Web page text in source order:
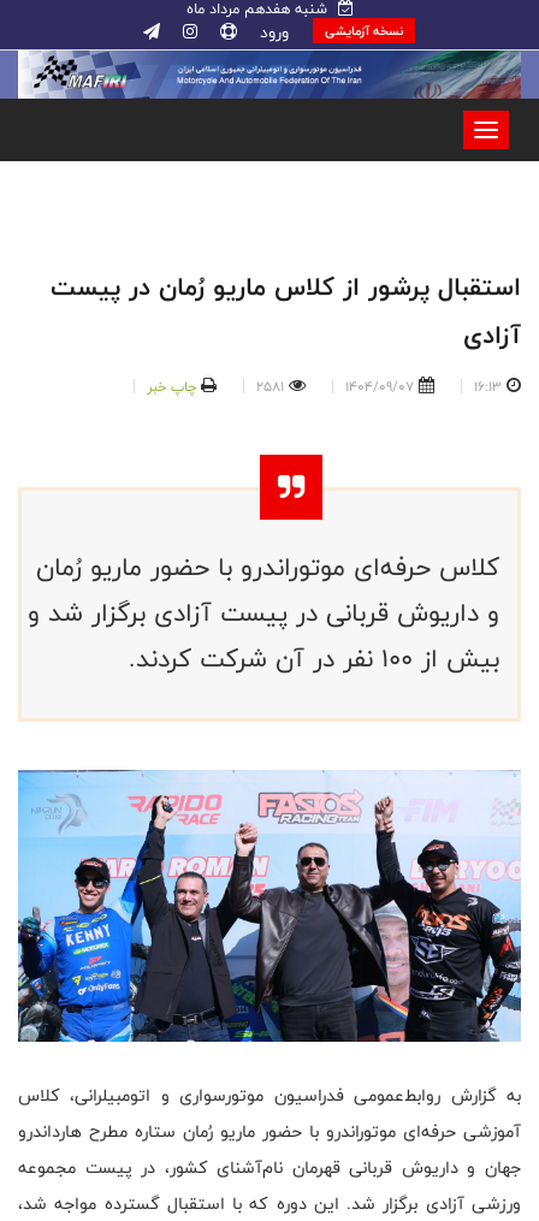
شنبه هفدهم مرداد ماه
نسخه آزمایشی ورود
استقبال پرشور از کلاس ماریو رُمان در پیست
آزادی
16:13
1404/09/07
2581 چاپ خبر
کلاس حرفه‌ای موتوراندرو با حضور ماریو رُمان
و داریوش قربانی در پیست آزادی برگزار شد و
بیش از ۱۰۰ نفر در آن شرکت کردند.
به گزارش روابط‌عمومی فدراسیون موتورسواری و اتومبیلرانی، کلاس
آموزشی حرفه‌ای موتوراندرو با حضور ماریو رُمان ستاره مطرح هارداندرو
جهان و داریوش قربانی قهرمان نام‌آشنای کشور، در پیست مجموعه
ورزشی آزادی برگزار شد. این دوره که با استقبال گسترده مواجه شد،